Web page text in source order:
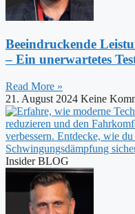
Beeindruckende
– Ein unerwartetes
Read More »
21. August 2024 Keine
Insider BLOG